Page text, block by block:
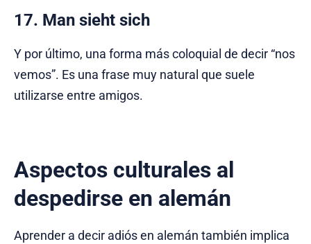
17. Man sieht sich
Y por último, una forma más coloquial de decir “nos
vemos”. Es una frase muy natural que suele
utilizarse entre amigos.
Aspectos culturales al
despedirse en alemán
Aprender a decir adiós en alemán también implica